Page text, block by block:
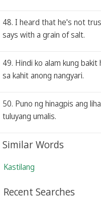
48. I heard that he's not
says with a grain of salt.
49. Hindi ko alam kung
sa kahit anong nangyari.
50. Puno ng hinagpis ang
tuluyang umalis.
Similar Words
Kastilang
Recent Searches